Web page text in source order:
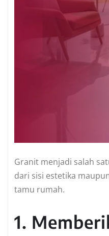
Granit menjadi salah
dari sisi estetika
tamu rumah.
1.